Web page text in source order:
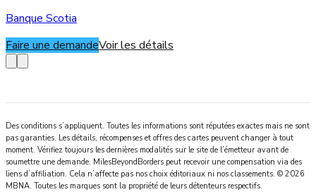
Banque Scotia
Faire une demandeVoir les détails
Des conditions s’appliquent. Toutes les informations sont réputées exactes mais ne sont
pas garanties. Les détails, récompenses et offres des cartes peuvent changer à tout
moment. Vérifiez toujours les dernières modalités sur le site de l’émetteur avant de
soumettre une demande. MilesBeyondBorders peut recevoir une compensation via des
liens d’affiliation. Cela n’affecte pas nos choix éditoriaux ni nos classements. © 2026
MBNA. Toutes les marques sont la propriété de leurs détenteurs respectifs.